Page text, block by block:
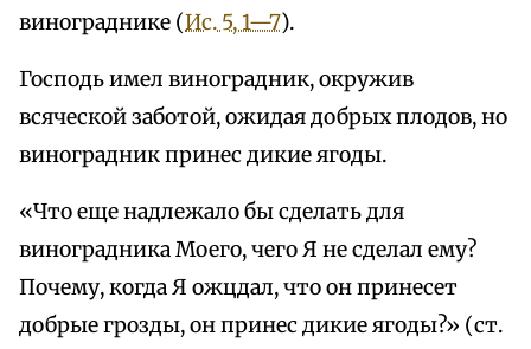
винограднике (Ис. 5, 1—7).
Господь имел виноградник, окружив
всяческой заботой, ожидая добрых плодов, но
виноградник принес дикие ягоды.
«Что еще надлежало бы сделать для
виноградника Моего, чего Я не сделал ему?
Почему, когда Я ожцдал, что он принесет
добрые грозды, он принес дикие ягоды?» (ст.